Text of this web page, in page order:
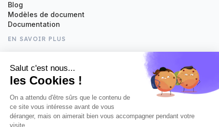
Blog
Modèles de document
Documentation
EN SAVOIR PLUS
À propos de SmartOF
Tarifs
NEWSLETTER